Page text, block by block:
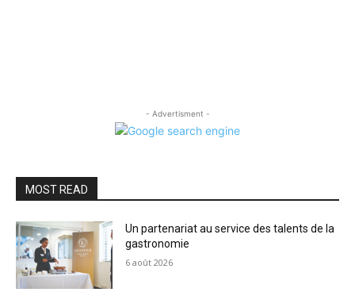
- Advertisment -
MOST READ
Un partenariat au service des talents de la
gastronomie
6 août 2026